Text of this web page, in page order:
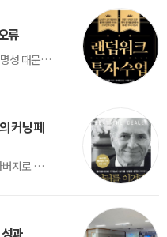
류
[윤진기 경남대 명예교수] 저자의 경력이나 명성 때문인지 2020년에 번역 출판된 《랜덤워크 투자수업》(A Random Walk Down Wall Street) 12판은 표지부터가 거창하다. ‘45년간 12번 개정하며 철저히 검증한 투자서’, ‘전문가 부럽지 않은 투자 감각을 길러주는 위대한 투자지침서’ 라는 은빛 광고문구로 독자를 유혹한다.[1] 출판 50주...
커닝 페
[윤진기 경남대 명예교수] 퀀트 투자[1]의 아버지로 불리는 에드워드 소프(Edward O. Thorp)는 수학계에서 천재로 알려진 인물이다. 그는 수학자이지만, 투자 업계에도 여러 가지 흥미로운 일화를 남겼다.수학을 이용하여 카지노를 이길 수 있는지가 궁금했던 그는 동료 교수가 소개해 준 블랙잭(Blackjack) 전략의 핵심을 손바닥 크기의 종이에 요...